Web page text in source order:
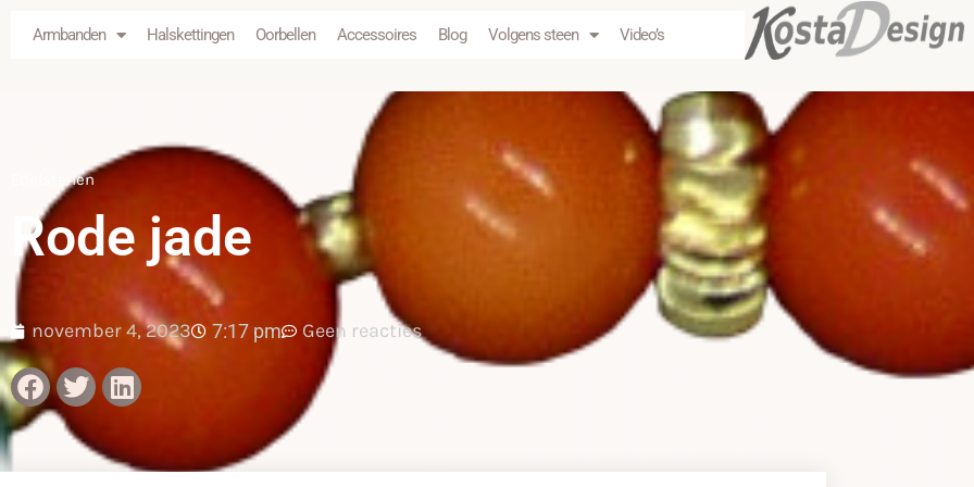
Armbanden Halskettingen Oorbellen Accessoires Blog Volgens steen Video’s
Edelstenen
Rode jade
november 4, 2023 7:17 pm Geen reacties